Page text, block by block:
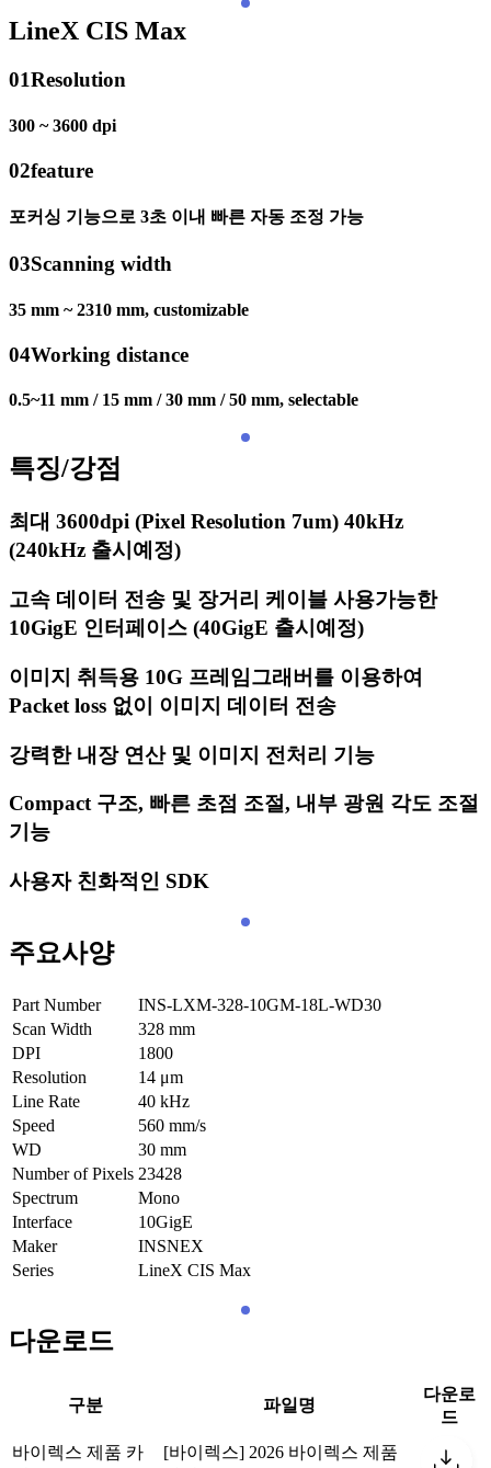
LineX CIS Max
01Resolution
300 ~ 3600 dpi
02feature
포커싱 기능으로 3초 이내 빠른 자동 조정 가능
03Scanning width
35 mm ~ 2310 mm, customizable
04Working distance
0.5~11 mm / 15 mm / 30 mm / 50 mm, selectable
특징/강점
최대 3600dpi (Pixel Resolution 7um) 40kHz
(240kHz 출시예정)
고속 데이터 전송 및 장거리 케이블 사용가능한
10GigE 인터페이스 (40GigE 출시예정)
이미지 취득용 10G 프레임그래버를 이용하여
Packet loss 없이 이미지 데이터 전송
강력한 내장 연산 및 이미지 전처리 기능
Compact 구조, 빠른 초점 조절, 내부 광원 각도 조절
기능
사용자 친화적인 SDK
주요사양
Part Number
INS-LXM-328-10GM-18L-WD30
Scan Width
328 mm
DPI
1800
Resolution
14 μm
Line Rate
40 kHz
Speed
560 mm/s
WD
30 mm
Number of Pixels 23428
Spectrum
Mono
Interface
10GigE
Maker
INSNEX
Series
LineX CIS Max
다운로드
구분 파일명
다운로
드
바이렉스 제품 카
[바이렉스] 2026 바이렉스 제품